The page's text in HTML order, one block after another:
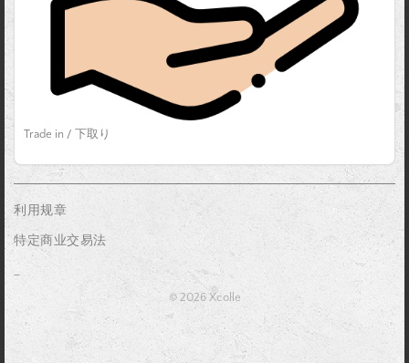
Trade in / 下取り
利用规章
特定商业交易法
_
© 2026 Xcolle